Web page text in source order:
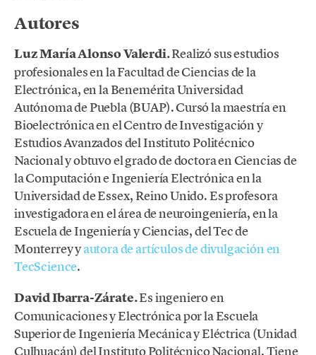
Autores
Luz María Alonso Valerdi.Realizó sus estudios
profesionales en la Facultad de Ciencias de la
Electrónica, en la Benemérita Universidad
Autónoma de Puebla (BUAP). Cursó la maestría en
Bioelectrónica en el Centro de Investigación y
Estudios Avanzados del Instituto Politécnico
Nacional y obtuvo el grado de doctora en Ciencias de
la Computación e Ingeniería Electrónica en la
Universidad de Essex, Reino Unido. Es profesora
investigadora en el área de neuroingeniería, en la
Escuela de Ingeniería y Ciencias, del Tec de
Monterrey yautora de artículos de divulgación en
TecScience.
David Ibarra-Zárate.Es ingeniero en
Comunicaciones y Electrónica por la Escuela
Superior de Ingeniería Mecánica y Eléctrica (Unidad
Culhuacán) del Instituto Politécnico Nacional. Tiene